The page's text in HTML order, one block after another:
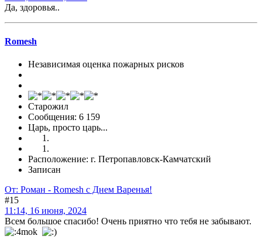
Да, здоровья..
Romesh
Независимая оценка пожарных рисков
Старожил
Сообщения: 6 159
Царь, просто царь...
Расположение: г. Петропавловск-Камчатский
Записан
От: Роман - Romesh с Днем Варенья!
#15
11:14, 16 июня, 2024
Всем большое спасибо! Очень приятно что тебя не забывают.